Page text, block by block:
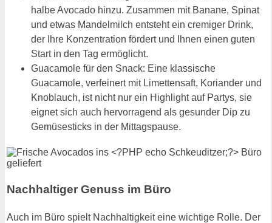
halbe Avocado hinzu. Zusammen mit Banane, Spinat
und etwas Mandelmilch entsteht ein cremiger Drink,
der Ihre Konzentration fördert und Ihnen einen guten
Start in den Tag ermöglicht.
Guacamole für den Snack: Eine klassische
Guacamole, verfeinert mit Limettensaft, Koriander und
Knoblauch, ist nicht nur ein Highlight auf Partys, sie
eignet sich auch hervorragend als gesunder Dip zu
Gemüsesticks in der Mittagspause.
Nachhaltiger Genuss im Büro
Auch im Büro spielt Nachhaltigkeit eine wichtige Rolle. Der